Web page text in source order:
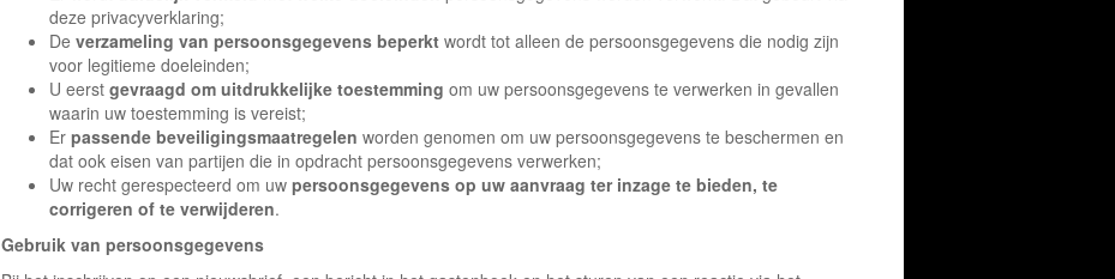
deze privacyverklaring;
De verzameling van persoonsgegevens beperkt wordt tot alleen de persoonsgegevens die nodig zijn
voor legitieme doeleinden;
U eerst gevraagd om uitdrukkelijke toestemming om uw persoonsgegevens te verwerken in gevallen
waarin uw toestemming is vereist;
Er passende beveiligingsmaatregelen worden genomen om uw persoonsgegevens te beschermen en
dat ook eisen van partijen die in opdracht persoonsgegevens verwerken;
Uw recht gerespecteerd om uw persoonsgegevens op uw aanvraag ter inzage te bieden, te
corrigeren of te verwijderen.
Gebruik van persoonsgegevens